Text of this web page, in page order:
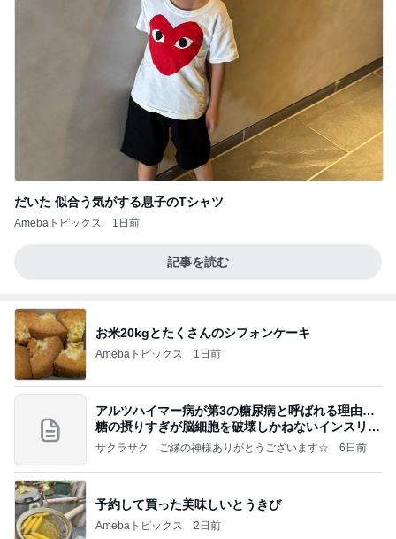
だいた 似合う気がする息子のTシャツ
Amebaトピックス 1日前
記事を読む
お米20kgとたくさんのシフォンケーキ
Amebaトピックス 1日前
アルツハイマー病が第3の糖尿病と呼ばれる理由…
糖の摂りすぎが脳細胞を破壊しかねないインスリン
の恐
サクラサク ご縁の神様ありがとうございます☆ 6日前
予約して買った美味しいとうきび
Amebaトピックス 2日前